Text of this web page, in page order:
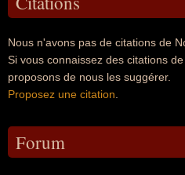
Nous n'avons pas de citations de
Si vous connaissez des citations
proposons de nous les suggérer.
Proposez une citation
Forum